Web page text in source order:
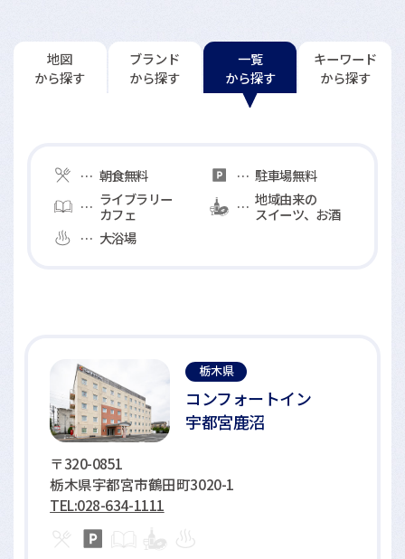
地図
から探す
ブランド
から探す
一覧
から探す
キーワード
から探す
朝食無料
駐車場無料
ライブラリー
カフェ
地域由来の
スイーツ、お酒
大浴場
栃木県
コンフォートイン
宇都宮鹿沼
〒320-0851
栃木県宇都宮市鶴田町3020-1
TEL:028-634-1111